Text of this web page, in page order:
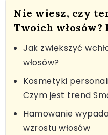
Nie wiesz, czy
Twoich
Jak zwiększyć
włosów?
Kosmetyki
Czym jest trend
Hamowanie
wzrostu włosów